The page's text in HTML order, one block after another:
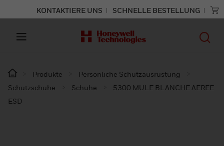
KONTAKTIERE UNS SCHNELLE BESTELLUNG
Produkte
Persönliche Schutzausrüstung
Schutzschuhe
Schuhe
5300 MULE BLANCHE AEREE
ESD